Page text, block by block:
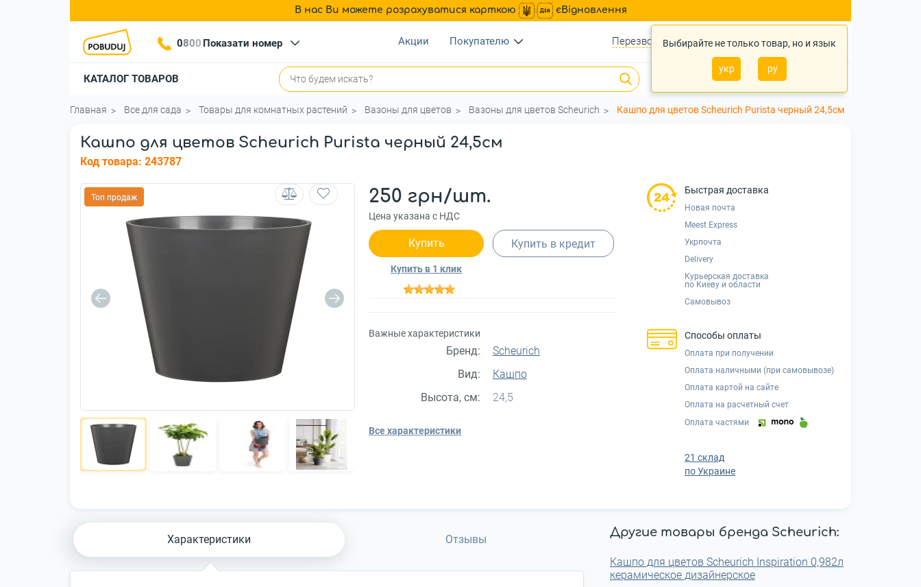
В нас Ви можете розрахуватися карткою єВідновлення
Выбирайте не только товар, но и язык
укр ру
0800 Показати номер Акции Покупателю Перезвонить? Войти Укр Ру
КАТАЛОГ ТОВАРОВ 0
Главная Все для сада Товары для комнатных растений Вазоны для цветов Вазоны для цветов Scheurich Кашпо для цветов Scheurich Purista черный 24,5см
Кашпо для цветов Scheurich Purista черный 24,5см
Код товара: 243787
Топ продаж 250 грн/шт.
Цена указана с НДС
Купить
Купить в 1 клик
Купить в кредит
Важные характеристики
Бренд:
Scheurich
Вид:
Кашпо
Высота, см:
24,5
Все характеристики
Быстрая доставка
Новая почта
Meest Express
Укрпочта
Delivery
Курьерская доставка
по Киеву и области
Самовывоз
Способы оплаты
Оплата при получении
Оплата наличными (при самовывозе)
Оплата картой на сайте
Оплата на расчетный счет
Оплата частями
21 склад
по Украине
Характеристики Отзывы
Другие товары бренда Scheurich:
Кашпо для цветов Scheurich Inspiration 0,982л
керамическое дизайнерское